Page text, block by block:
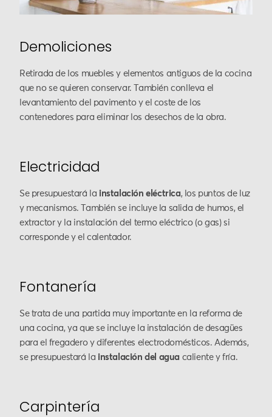
Demoliciones
Retirada de los muebles y elementos antiguos de la cocina
que no se quieren conservar. También conlleva el
levantamiento del pavimento y el coste de los
contenedores para eliminar los desechos de la obra.
Electricidad
Se presupuestará la instalación eléctrica, los puntos de luz
y mecanismos. También se incluye la salida de humos, el
extractor y la instalación del termo eléctrico (o gas) si
corresponde y el calentador.
Fontanería
Se trata de una partida muy importante en la reforma de
una cocina, ya que se incluye la instalación de desagües
para el fregadero y diferentes electrodomésticos. Además,
se presupuestará la instalación del agua caliente y fría.
Carpintería